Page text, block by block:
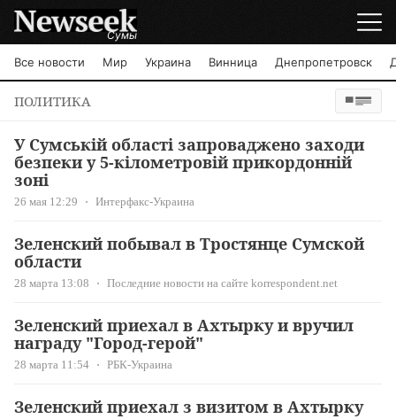
Сумы
Все новости Мир Украина Винница Днепропетровск
ПОЛИТИКА
У Сумській області запроваджено заходи
безпеки у 5-кілометровій прикордонній
зоні
26 мая 12:29 Интерфакс-Украина
Зеленский побывал в Тростянце Сумской
области
28 марта 13:08 Последние новости на сайте korrespondent.net
Зеленский приехал в Ахтырку и вручил
награду "Город-герой"
28 марта 11:54 РБК-Украина
Зеленский приехал з визитом в Ахтырку